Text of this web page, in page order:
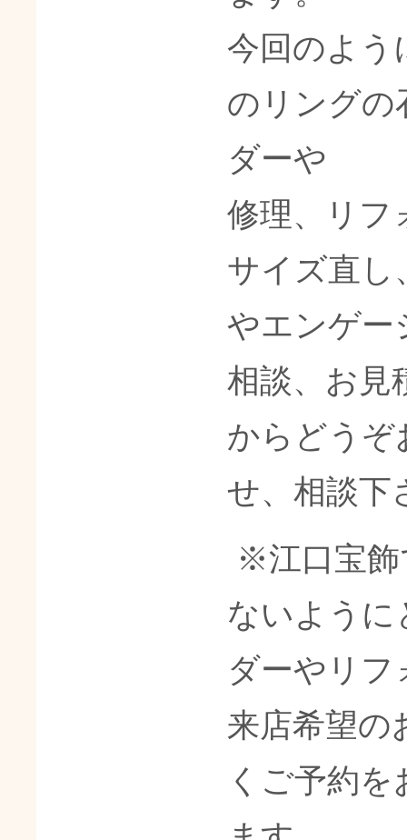
今回のよう
のリングの
ダーや
修理、リフ
サイズ直し
やエンゲー
相談、お見
からどうぞ
せ、相談下
※江口宝飾
ないように
ダーやリフ
来店希望の
くご予約